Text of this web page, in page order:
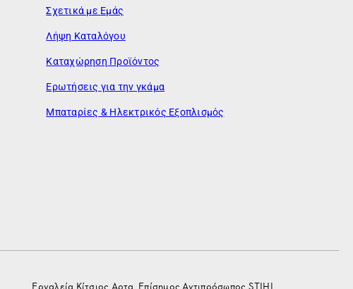
Σχετικά με Εμάς
Λήψη Καταλόγου
Καταχώρηση Προϊόντος
Ερωτήσεις για την γκάμα
Μπαταρίες & Ηλεκτρικός Εξοπλισμός
Εργαλεία Κίτσιος Αρτα. Επίσημος Αντιπρόσωπος STIHL.